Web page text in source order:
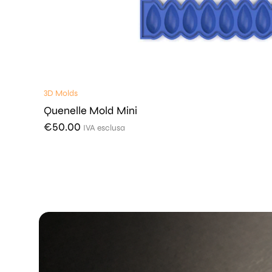
3D Molds
Quenelle Mold Mini
€50.00 IVA esclusa